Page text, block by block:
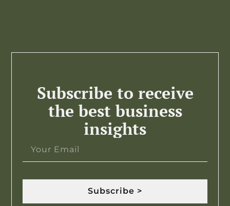
Subscribe to receive
the best business
insights
Subscribe >